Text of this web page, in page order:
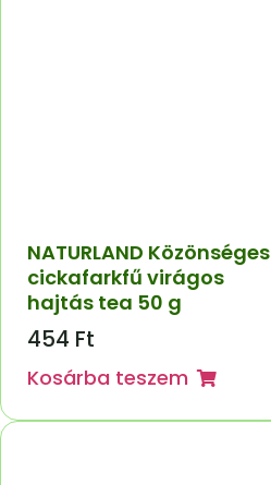
NATURLAND Közönséges
cickafarkfű virágos
hajtás tea 50 g
454 Ft
Kosárba teszem